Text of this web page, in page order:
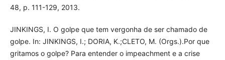
48, p. 111-129, 2013.
JINKINGS, I. O golpe que tem vergonha de ser chamado de
golpe. In: JINKINGS, I.; DORIA, K.;CLETO, M. (Orgs.).Por que
gritamos o golpe? Para entender o impeachment e a crise